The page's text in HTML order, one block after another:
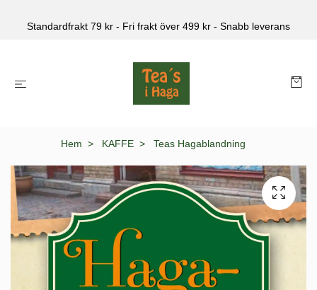
Standardfrakt 79 kr - Fri frakt över 499 kr - Snabb leverans
Hem KAFFE Teas Hagablandning